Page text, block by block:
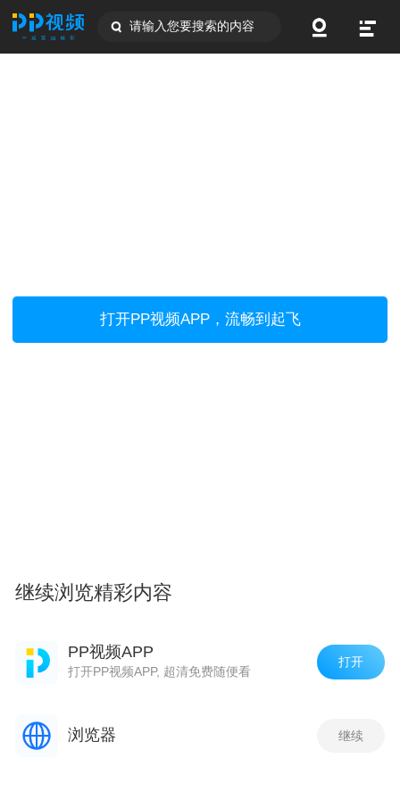
请输入您要搜索的内容
打开PP视频APP，流畅到起飞
继续浏览精彩内容
PP视频APP
打开PP视频APP, 超清免费随便看
打开
浏览器 继续